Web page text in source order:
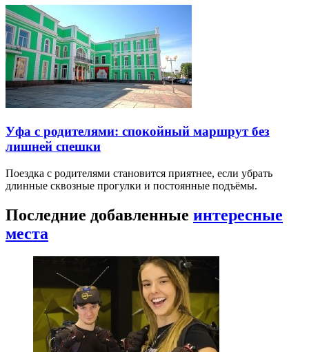
Уфа с родителями: спокойный маршрут без
лишней спешки
Поездка с родителями становится приятнее, если убрать
длинные сквозные прогулки и постоянные подъёмы.
Последние добавленные интересные
места